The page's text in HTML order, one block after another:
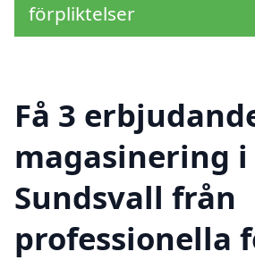
förpliktelser
Få 3
magasinering i
Sundsvall från
professionella